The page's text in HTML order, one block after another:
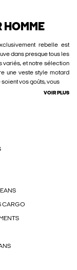
HOMME
rebelle est
dans presque tous les
variés, et notre sélection
une veste style motard
vos goûts, vous
VOIR PLUS
CARGO